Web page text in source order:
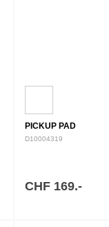
PICKUP PAD
D10004319
CHF 169.-